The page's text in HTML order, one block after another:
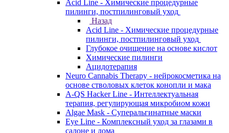
Acid Line - Химические процедурные
пилинги, постпилинговый уход
Назад
Acid Line - Химические процедурные
пилинги, постпилинговый уход
Глубокое очищение на основе кислот
Химические пилинги
Ацидотерапия
Neuro Cannabis Therapy - нейрокосметика на
основе стволовых клеток конопли и мака
A-QS Hacker Line - Интеллектуальная
терапия, регулирующая микробиом кожи
Algae Mask - Суперальгинатные маски
Eye Line - Комплексный уход за глазами в
салоне и дома